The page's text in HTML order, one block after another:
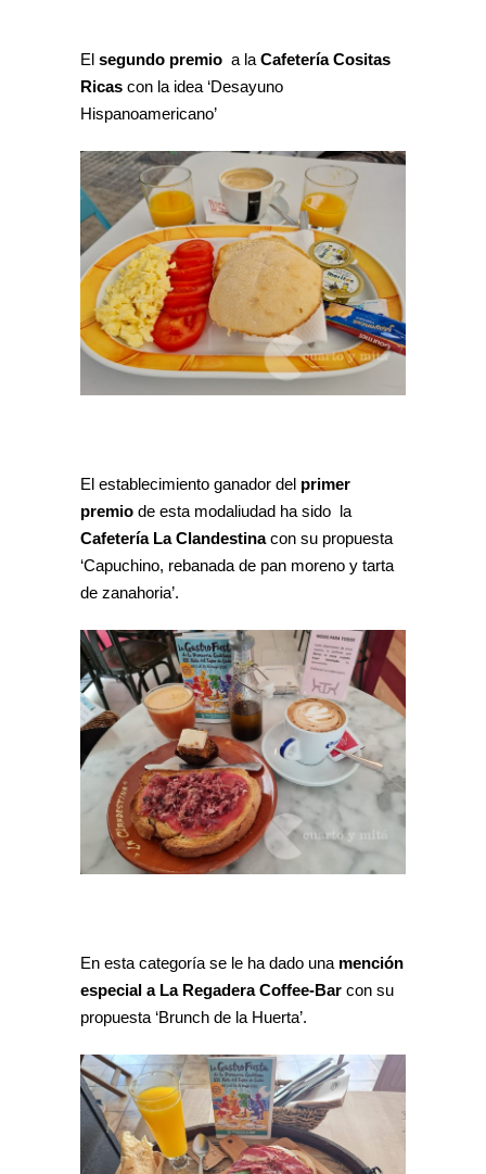
El segundo premio a la Cafetería Cositas
Ricas con la idea ‘Desayuno
Hispanoamericano’
El establecimiento ganador del primer
premio de esta modaliudad ha sido la
Cafetería La Clandestinacon su propuesta
‘Capuchino, rebanada de pan moreno y tarta
de zanahoria’.
En esta categoría se le ha dado una mención
especial a La Regadera Coffee-Bar con su
propuesta ‘Brunch de la Huerta’.